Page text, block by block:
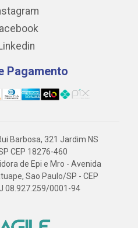
Pagamento
Barbosa, 321 Jardim NS
CEP 18276-460
de Epi e Mro - Avenida
Sao Paulo/SP - CEP
08.927.259/0001-94